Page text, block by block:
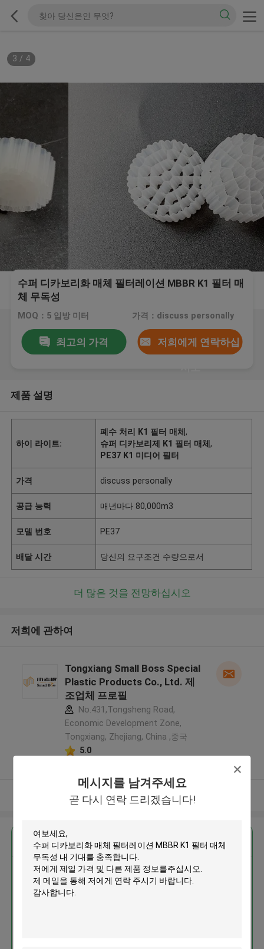
메시지를 남겨주세요
곧 다시 연락 드리겠습니다!
3 / 4
수퍼 디카보리화 매체 필터레이션 MBBR K1 필터 매
체 무독성
MOQ：5 입방 미터 가격：discuss personally
최고의 가격 저희에게 연락하십
제품 설명
하이 라이트:
폐수 처리 K1 필터 매체,
슈퍼 디카보리제 K1 필터 매체,
PE37 K1 미디어 필터
가격 discuss personally
공급 능력 매년마다 80,000m3
모델 번호 PE37
배달 시간 당신의 요구조건 수량으로서
더 많은 것을 전망하십시오
저희에 관하여
Tongxiang Small Boss Special
Plastic Products Co., Ltd. 제
조업체 프로필
No.431,Tongsheng Road,
Economic Development Zone,
Tongxiang, Zhejiang, China ,중국
5.0
더 많은 것을 전망하십시오
가장 저렴 한 가격 으로
수퍼 디카보리화 매체 필터레이션
MBBR K1 필터 매체 무독성